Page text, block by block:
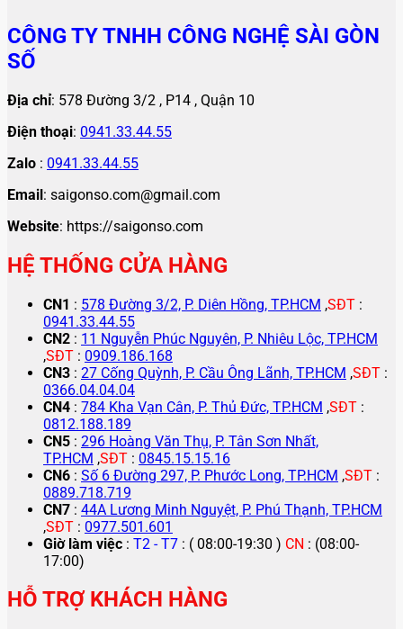
CÔNG TY TNHH CÔNG NGHỆ SÀI GÒN
SỐ
Địa chỉ: 578 Đường 3/2 , P14 , Quận 10
Điện thoại: 0941.33.44.55
Zalo : 0941.33.44.55
Email: saigonso.com@gmail.com
Website: https://saigonso.com
HỆ THỐNG CỬA HÀNG
CN1 : 578 Đường 3/2, P. Diên Hồng, TP.HCM ,SĐT :
0941.33.44.55
CN2 : 11 Nguyễn Phúc Nguyên, P. Nhiêu Lộc, TP.HCM
,SĐT : 0909.186.168
CN3 : 27 Cống Quỳnh, P. Cầu Ông Lãnh, TP.HCM ,SĐT :
0366.04.04.04
CN4 : 784 Kha Vạn Cân, P. Thủ Đức, TP.HCM ,SĐT :
0812.188.189
CN5 : 296 Hoàng Văn Thụ, P. Tân Sơn Nhất,
TP.HCM ,SĐT : 0845.15.15.16
CN6 : Số 6 Đường 297, P. Phước Long, TP.HCM ,SĐT :
0889.718.719
CN7 : 44A Lương Minh Nguyệt, P. Phú Thạnh, TP.HCM
,SĐT : 0977.501.601
Giờ làm việc : T2 - T7 : ( 08:00-19:30 ) CN : (08:00-
17:00)
HỖ TRỢ KHÁCH HÀNG